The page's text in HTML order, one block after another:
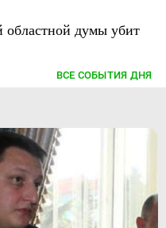
областной думы убит
ВСЕ СОБЫТИЯ ДНЯ